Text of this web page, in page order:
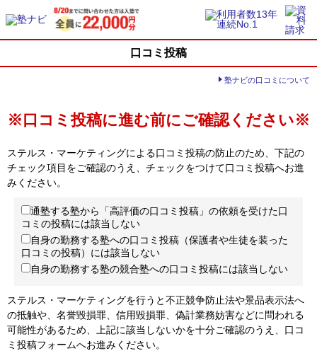
口コミ投稿
塾ナビの口コミについて
※口コミ投稿に進む前にご確認ください※
ステルス・マーケティングによる口コミ投稿の防止のため、下記の
チェック項目をご確認のうえ、チェックをつけて口コミ投稿へお進
みください。
通塾する塾から「高評価の口コミ投稿」の依頼を受けた口
コミの投稿には該当しない
自身の勤務する塾への口コミ投稿（保護者や生徒を装った
口コミの投稿）には該当しない
自身の勤務する塾の競合塾への口コミ投稿には該当しない
ステルス・マーケティングを行うと不正競争防止法や景品表示法へ
の抵触や、名誉毀損罪、信用毀損罪、偽計業務妨害などに問われる
可能性があるため、上記に該当しないかを十分ご確認のうえ、口コ
ミ投稿フォームへお進みください。